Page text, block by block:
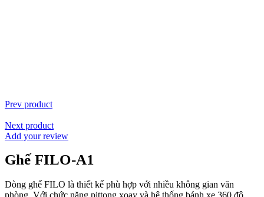
Prev product
Next product
Add your review
Ghế FILO-A1
Dòng ghế FILO là thiết kế phù hợp với nhiều không gian văn
phòng. Với chức năng pittong xoay và hệ thống bánh xe 360 độ